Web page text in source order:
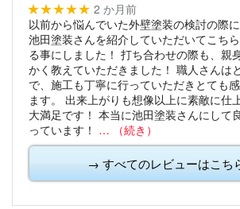
★★★★★ 2 か月前
以前から悩んでいた外壁塗装の検討の際に
池田塗装さんを紹介していただいてこち
る事にしました！ 打ち合わせの際も、親
かく教えていただきました！ 職人さんは
で、施工も丁寧に行っていただきとても
ます。
出来上がりも想像以上に素敵に仕
大満足です！ 本当に池田塗装さんにして
っています！ … （続き）
→ すべてのレビューはこち